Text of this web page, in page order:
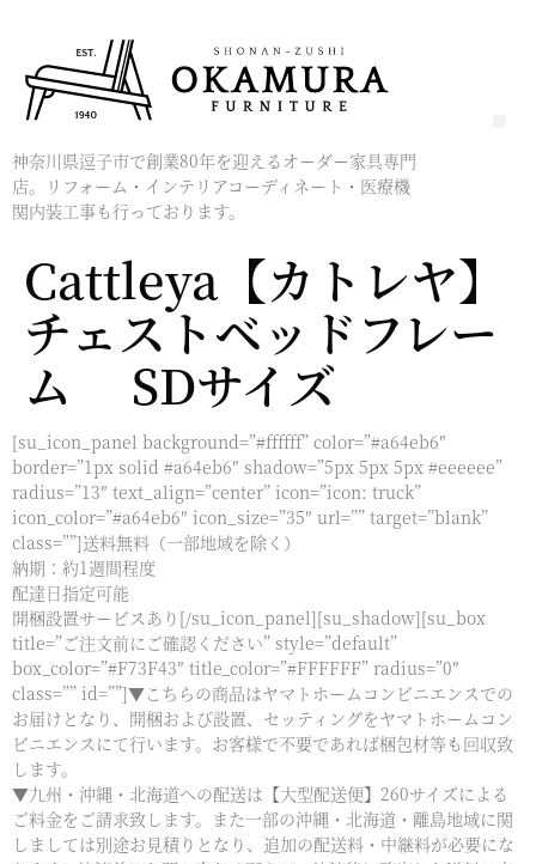
神奈川県逗子市で創業80年を迎えるオーダー家具専門
店。リフォーム・インテリアコーディネート・医療機
関内装工事も行っております。
Cattleya【カトレヤ】
チェストベッドフレー
ム SDサイズ
[su_icon_panel background=”#ffffff” color=”#a64eb6″
border=”1px solid #a64eb6″ shadow=”5px 5px 5px #eeeeee”
radius=”13″ text_align=”center” icon=”icon: truck”
icon_color=”#a64eb6″ icon_size=”35″ url=”” target=”blank”
class=””]送料無料（一部地域を除く）
納期：約1週間程度
配達日指定可能
開梱設置サービスあり[/su_icon_panel][su_shadow][su_box
title=”ご注文前にご確認ください” style=”default”
box_color=”#F73F43″ title_color=”#FFFFFF” radius=”0″
class=”” id=””]▼こちらの商品はヤマトホームコンビニエンスでの
お届けとなり、開梱および設置、セッティングをヤマトホームコン
ビニエンスにて行います。お客様で不要であれば梱包材等も回収致
します。
▼九州・沖縄・北海道への配送は【大型配送便】260サイズによる
ご料金をご請求致します。また一部の沖縄・北海道・離島地域に関
しましては別途お見積りとなり、追加の配送料・中継料が必要にな